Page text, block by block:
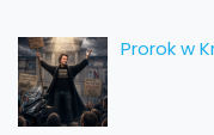
Prorok w